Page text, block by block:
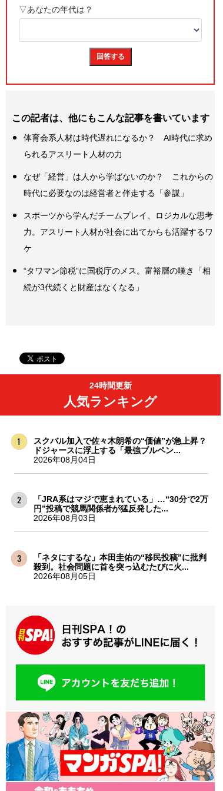
この記者は、他にもこんな記事を書いています
体育会系人材は時代遅れになるか？ AI時代に求め
られるアスリート人材の力
なぜ「経営」は人から学ばないのか？ これからの
時代に必要なのは経営者と伴走する「参謀」
スポーツから学んだチームプレイ、ロジカルな思考
力。アスリート人材が社会に出てからも活躍するワ
ケ
“タワマン節税”に国税庁のメス。富裕層の嘆き「相
続が3代続くと財産はなくなる」
24時間更新
人気ランキング
スクバル加入で佐々木朗希の“価値”が急上昇？
ドジャースに浮上する「最強ブルペン...
2026年08月04日
「JRA系はマジで恵まれている」…“30分で2万
円”投稿で競馬関係者が猛反発した...
2026年08月03日
「ネタにするな」本田圭佑の“移民投稿”に批判
殺到。社会問題に首を突っ込むたびに火...
2026年08月05日